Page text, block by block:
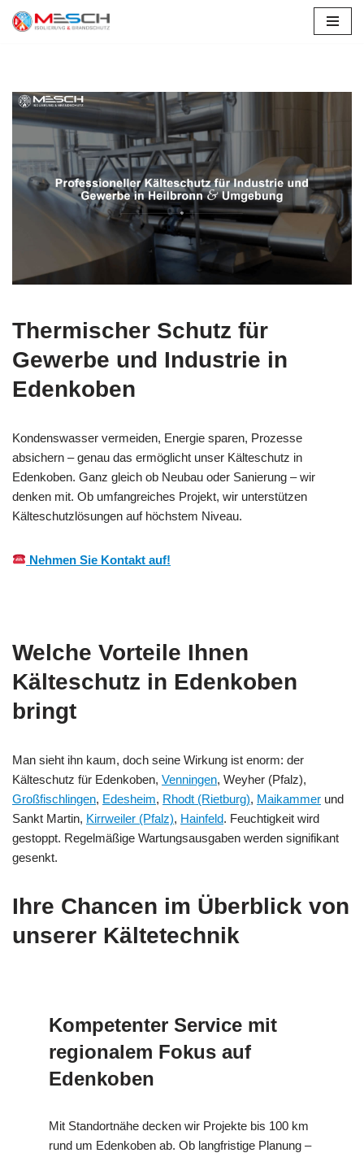
Thermischer Schutz für
Gewerbe und Industrie in
Edenkoben
Kondenswasser vermeiden, Energie sparen, Prozesse
absichern – genau das ermöglicht unser Kälteschutz in
Edenkoben. Ganz gleich ob Neubau oder Sanierung – wir
denken mit. Ob umfangreiches Projekt, wir unterstützen
Kälteschutzlösungen auf höchstem Niveau.
Nehmen Sie Kontakt auf!
Welche Vorteile Ihnen
Kälteschutz in Edenkoben
bringt
Man sieht ihn kaum, doch seine Wirkung ist enorm: der
Kälteschutz für Edenkoben, Venningen, Weyher (Pfalz),
Großfischlingen, Edesheim, Rhodt (Rietburg), Maikammer und
Sankt Martin, Kirrweiler (Pfalz), Hainfeld. Feuchtigkeit wird
gestoppt. Regelmäßige Wartungsausgaben werden signifikant
gesenkt.
Ihre Chancen im Überblick von
unserer Kältetechnik
Kompetenter Service mit
regionalem Fokus auf
Edenkoben
Mit Standortnähe decken wir Projekte bis 100 km
rund um Edenkoben ab. Ob langfristige Planung –